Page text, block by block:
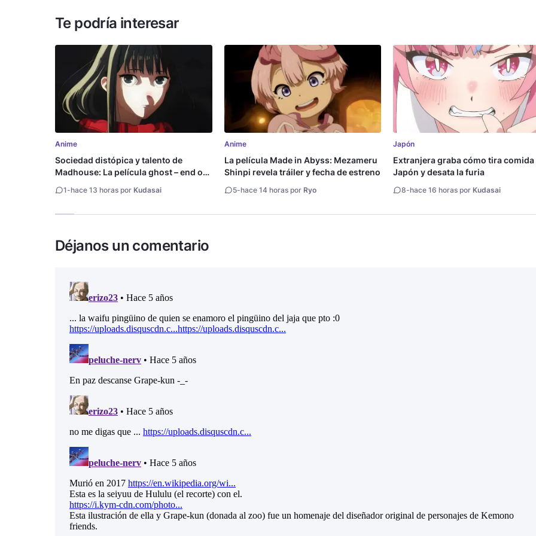
Te podría interesar
Anime
Sociedad distópica y talento de
Madhouse: La película ghost – end of
1-hace 13 horas por Kudasai
Anime
La película Made in Abyss: Mezameru
Shinpi revela tráiler y fecha de estreno
5-hace 14 horas por Ryo
Japón
Extranjera graba cómo tira comida
Japón y desata la furia
8-hace 16 horas por Kudasai
Déjanos un comentario